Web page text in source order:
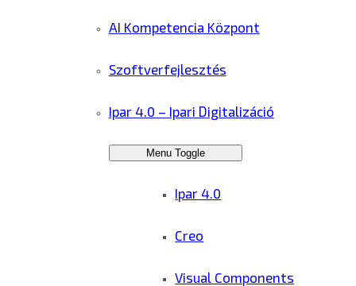
AI Kompetencia Központ
Szoftverfejlesztés
Ipar 4.0 – Ipari Digitalizáció
Menu Toggle
Ipar 4.0
Creo
Visual Components